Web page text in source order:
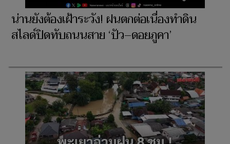
น่านยังต้องเฝ้าระวัง! ฝนตกต่อเนื่องทำดิน
สไลด์ปิดทับถนนสาย ‘ปัว–ดอยภูคา’